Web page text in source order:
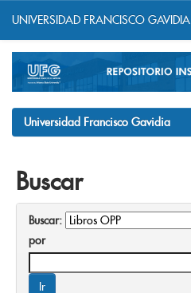
navigation
UNIVERSIDAD FRANCISCO GAVIDIA
Universidad Francisco Gavidia
Buscar
Buscar:
por